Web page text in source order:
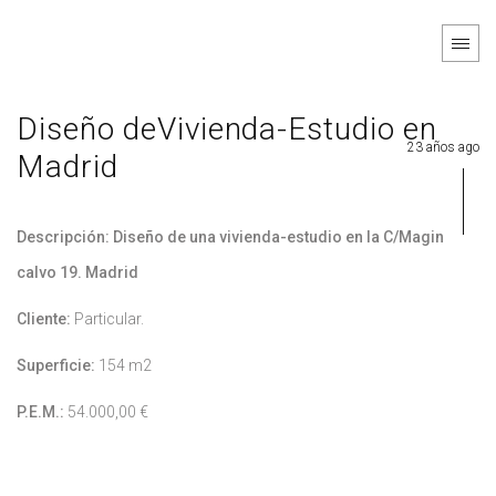
Diseño deVivienda-Estudio en
Madrid
23 años ago
Descripción: Diseño de una vivienda-estudio en la C/Magin
calvo 19. Madrid
Cliente: Particular.
Superficie: 154 m2
P.E.M.: 54.000,00 €